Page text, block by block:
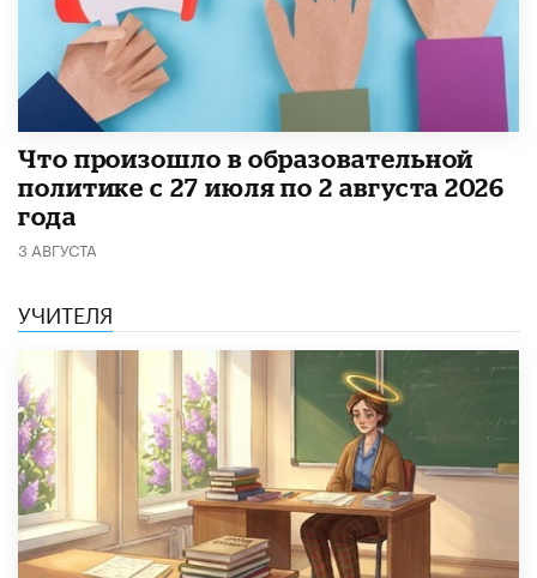
​Что произошло в образовательной
политике с 27 июля по 2 августа 2026
года
3 АВГУСТА
УЧИТЕЛЯ